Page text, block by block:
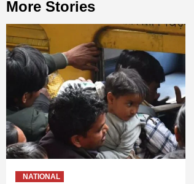
More Stories
NATIONAL